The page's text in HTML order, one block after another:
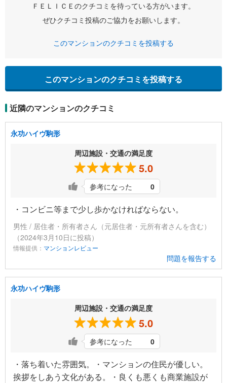
ＦＥＬＩＣＥのクチコミを待っている方がいます。
ぜひクチコミ投稿のご協力をお願いします。
このマンションのクチコミを投稿する
このマンションのクチコミを投稿する
近隣のマンションのクチコミ
永功ハイヴ駒形
周辺施設・交通の満足度
5.0
参考になった 0
・コンビニ等まで少し歩かなければならない。
男性 / 居住者・所有者さん（元居住者・元所有者さんを含む）
（2024年3月10日に投稿）
情報提供： マンションレビュー
問題を報告する
永功ハイヴ駒形
周辺施設・交通の満足度
5.0
参考になった 0
・落ち着いた雰囲気。・マンションの住民が優しい。
挨拶をしあう文化がある。・良くも悪くも商業施設が